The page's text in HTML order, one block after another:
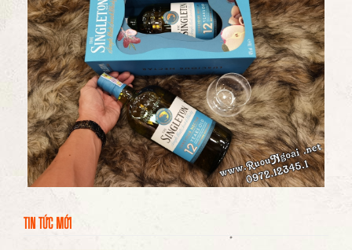
TIN TỨC MỚI